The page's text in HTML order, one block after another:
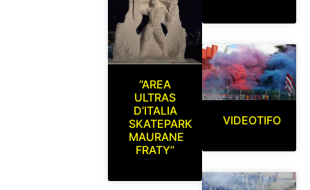
“AREA
ULTRAS
D’ITALIA
SKATEPARK
MAURANE
FRATY”
VIDEOTIFO